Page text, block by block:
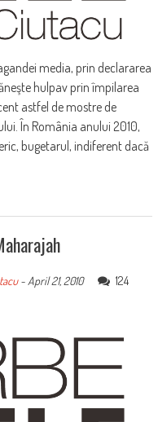
media, prin declararea
hulpav prin împilarea
astfel de mostre de
În România anului 2010,
bugetarul, indiferent dacă
- April 21, 2010
124